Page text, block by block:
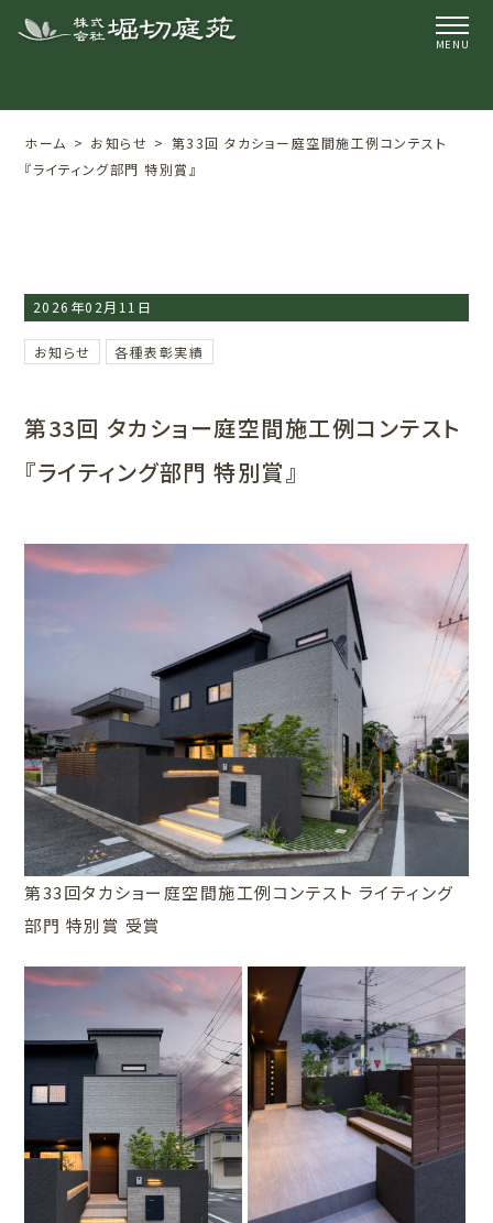
ホーム お知らせ
第33回 タカショー庭空間施工例コンテスト
『ライティング部門 特別賞』
2026年02月11日
お知らせ 各種表彰実績
第33回 タカショー庭空間施工例コンテスト
『ライティング部門 特別賞』
第33回タカショー庭空間施工例コンテスト ライティング
部門 特別賞 受賞